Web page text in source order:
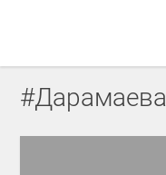
#Дарамаева